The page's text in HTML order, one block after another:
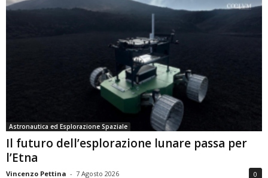
Astronautica ed Esplorazione Spaziale
Il futuro dell’esplorazione lunare passa per
l’Etna
Vincenzo Pettina - 7 Agosto 2026 0